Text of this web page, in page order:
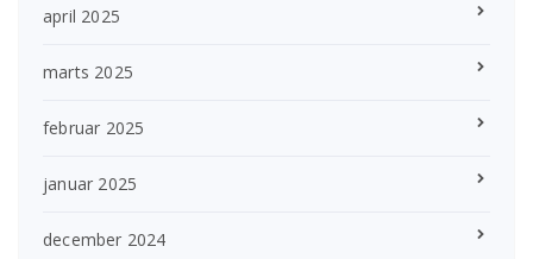
april 2025
marts 2025
februar 2025
januar 2025
december 2024